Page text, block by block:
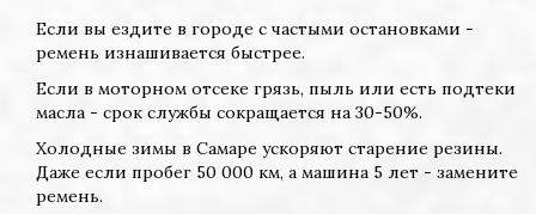
Если вы ездите в городе с частыми остановками -
ремень изнашивается быстрее.
Если в моторном отсеке грязь, пыль или есть подтеки
масла - срок службы сокращается на 30-50%.
Холодные зимы в Самаре ускоряют старение резины.
Даже если пробег 50 000 км, а машина 5 лет - замените
ремень.